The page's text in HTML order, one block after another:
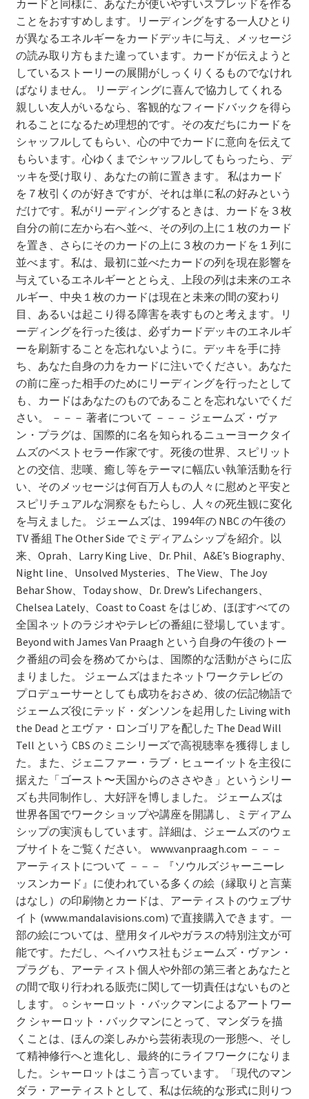
カードと同様に、あなたが使いやすいスプレッドを作る
ことをおすすめします。リーディングをする一人ひとり
が異なるエネルギーをカードデッキに与え、メッセージ
の読み取り方もまた違っています。カードが伝えようと
しているストーリーの展開がしっくりくるものでなけれ
ばなりません。 リーディングに喜んで協力してくれる
親しい友人がいるなら、客観的なフィードバックを得ら
れることになるため理想的です。その友だちにカードを
シャッフルしてもらい、心の中でカードに意向を伝えて
もらいます。心ゆくまでシャッフルしてもらったら、デ
ッキを受け取り、あなたの前に置きます。 私はカード
を７枚引くのが好きですが、それは単に私の好みという
だけです。私がリーディングするときは、カードを３枚
自分の前に左から右へ並べ、その列の上に１枚のカード
を置き、さらにそのカードの上に３枚のカードを１列に
並べます。私は、最初に並べたカードの列を現在影響を
与えているエネルギーととらえ、上段の列は未来のエネ
ルギー、中央１枚のカードは現在と未来の間の変わり
目、あるいは起こり得る障害を表すものと考えます。リ
ーディングを行った後は、必ずカードデッキのエネルギ
ーを刷新することを忘れないように。デッキを手に持
ち、あなた自身の力をカードに注いでください。あなた
の前に座った相手のためにリーディングを行ったとして
も、カードはあなたのものであることを忘れないでくだ
さい。 －－－ 著者について －－－ ジェームズ・ヴァ
ン・プラグは、国際的に名を知られるニューヨークタイ
ムズのベストセラー作家です。死後の世界、スピリット
との交信、悲嘆、癒し等をテーマに幅広い執筆活動を行
い、そのメッセージは何百万人もの人々に慰めと平安と
スピリチュアルな洞察をもたらし、人々の死生観に変化
を与えました。 ジェームズは、1994年の NBC の午後の
TV 番組 The Other Side でミディアムシップを紹介。以
来、Oprah、Larry King Live、Dr. Phil、A&E’s Biography、
Night line、Unsolved Mysteries、The View、The Joy
Behar Show、Today show、Dr. Drew’s Lifechangers、
Chelsea Lately、Coast to Coast をはじめ、ほぼすべての
全国ネットのラジオやテレビの番組に登場しています。
Beyond with James Van Praagh という自身の午後のトー
ク番組の司会を務めてからは、国際的な活動がさらに広
まりました。 ジェームズはまたネットワークテレビの
プロデューサーとしても成功をおさめ、彼の伝記物語で
ジェームズ役にテッド・ダンソンを起用した Living with
the Dead とエヴァ・ロンゴリアを配した The Dead Will
Tell という CBS のミニシリーズで高視聴率を獲得しまし
た。また、ジェニファー・ラブ・ヒューイットを主役に
据えた「ゴースト〜天国からのささやき」というシリー
ズも共同制作し、大好評を博しました。 ジェームズは
世界各国でワークショップや講座を開講し、ミディアム
シップの実演もしています。詳細は、ジェームズのウェ
ブサイトをご覧ください。 www.vanpraagh.com －－－
アーティストについて －－－ 『ソウルズジャーニーレ
ッスンカード』に使われている多くの絵（縁取りと言葉
はなし）の印刷物とカードは、アーティストのウェブサ
イト (www.mandalavisions.com) で直接購入できます。一
部の絵については、壁用タイルやガラスの特別注文が可
能です。ただし、ヘイハウス社もジェームズ・ヴァン・
プラグも、アーティスト個人や外部の第三者とあなたと
の間で取り行われる販売に関して一切責任はないものと
します。 ○ シャーロット・バックマンによるアートワー
ク シャーロット・バックマンにとって、マンダラを描
くことは、ほんの楽しみから芸術表現の一形態へ、そし
て精神修行へと進化し、最終的にライフワークになりま
した。シャーロットはこう言っています。「現代のマン
ダラ・アーティストとして、私は伝統的な形式に則りつ